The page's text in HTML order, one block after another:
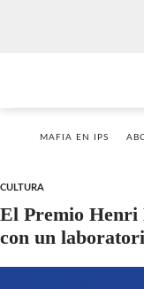
MAFIA EN IPS
CULTURA
El Premio Henri
con un